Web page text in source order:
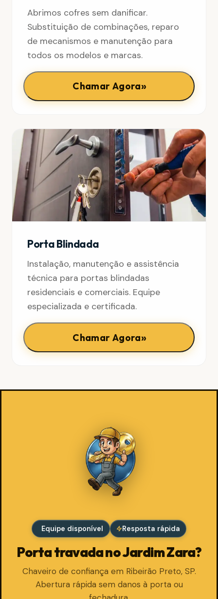
Abrimos cofres sem danificar.
Substituição de combinações, reparo
de mecanismos e manutenção para
todos os modelos e marcas.
Chamar Agora»
Porta Blindada
Instalação, manutenção e assistência
técnica para portas blindadas
residenciais e comerciais. Equipe
especializada e certificada.
Chamar Agora»
Equipe disponível Resposta rápida
Porta travada no Jardim Zara?
Chaveiro de confiança em Ribeirão Preto, SP.
Abertura rápida sem danos à porta ou